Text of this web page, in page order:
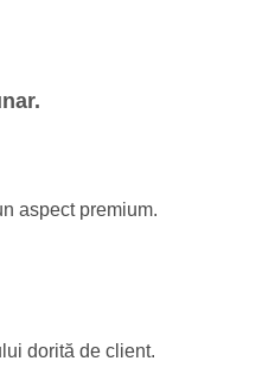
aspect premium.
dorită de client.